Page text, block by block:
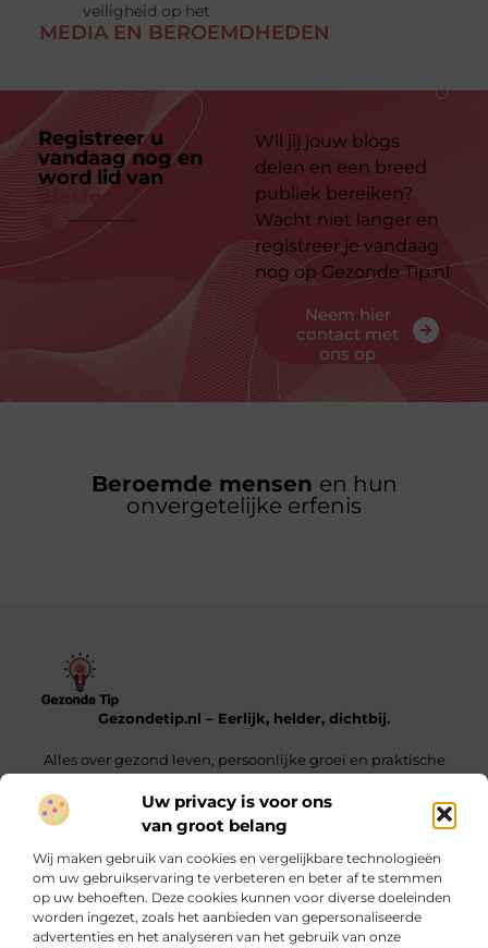
Uw privacy is voor ons
van groot belang
Wij maken gebruik van cookies en vergelijkbare technologieën
om uw gebruikservaring te verbeteren en beter af te stemmen
op uw behoeften. Deze cookies kunnen voor diverse doeleinden
worden ingezet, zoals het aanbieden van gepersonaliseerde
advertenties en het analyseren van het gebruik van onze
veiligheid op het
MEDIA EN BEROEMDHEDEN
Registreer u
vandaag nog en
word lid van
platform
Wil jij jouw blogs
delen en een breed
publiek bereiken?
Wacht niet langer en
registreer je vandaag
nog op Gezonde Tip.nl
Neem hier
contact met
ons op
Beroemde mensen en hun
onvergetelijke erfenis
Gezondetip.nl – Eerlijk, helder, dichtbij.
Alles over gezond leven, persoonlijke groei en praktische
tips voor elke dag.
Onze informatie
Bericht categorie